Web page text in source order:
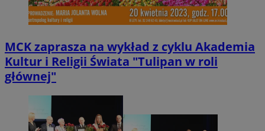
MCK zaprasza na wykład z cyklu Akademia
Kultur i Religii Świata "Tulipan w roli
głównej"